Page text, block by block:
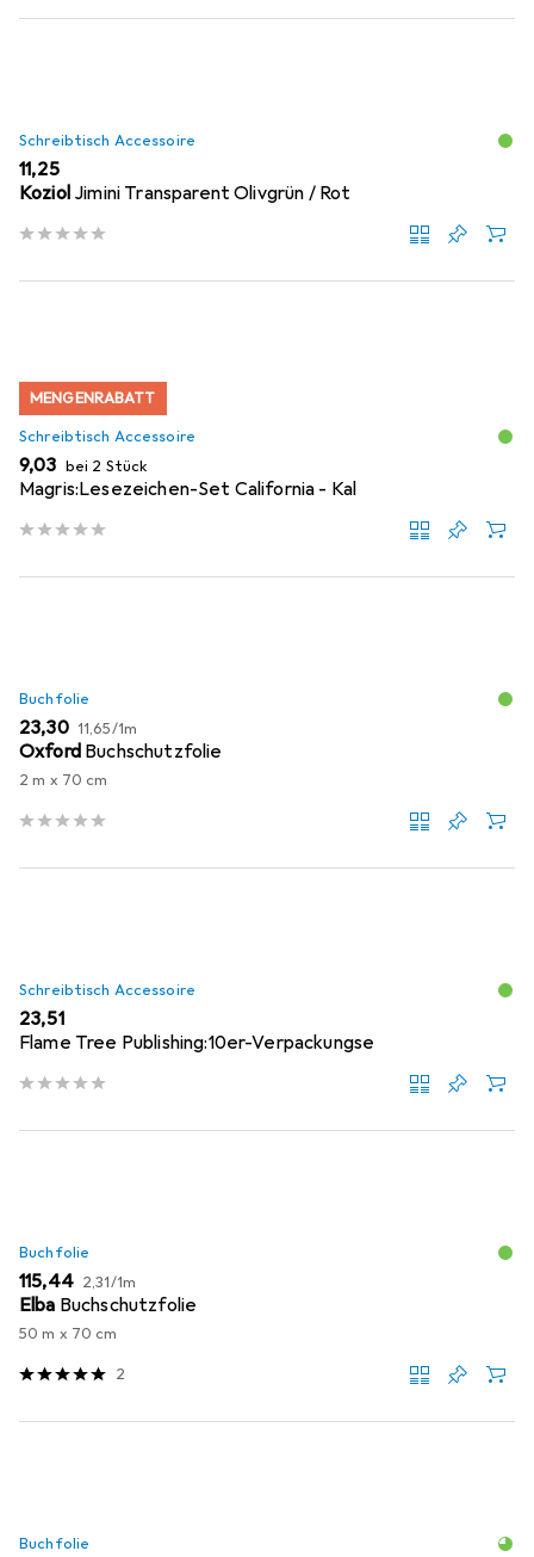
Schreibtisch Accessoire
EUR
11,25
Koziol Jimini Transparent Olivgrün / Rot
MENGENRABATT
Schreibtisch Accessoire
EUR
9,03 bei 2 Stück
Magris:Lesezeichen-Set California - Kal
Buchfolie
EUR
23,30 EUR
11,65/1m
Oxford Buchschutzfolie
2 m x 70 cm
Schreibtisch Accessoire
EUR
23,51
Flame Tree Publishing:10er-Verpackungse
Buchfolie
EUR
115,44 EUR
2,31/1m
Elba Buchschutzfolie
50 m x 70 cm
2
Buchfolie